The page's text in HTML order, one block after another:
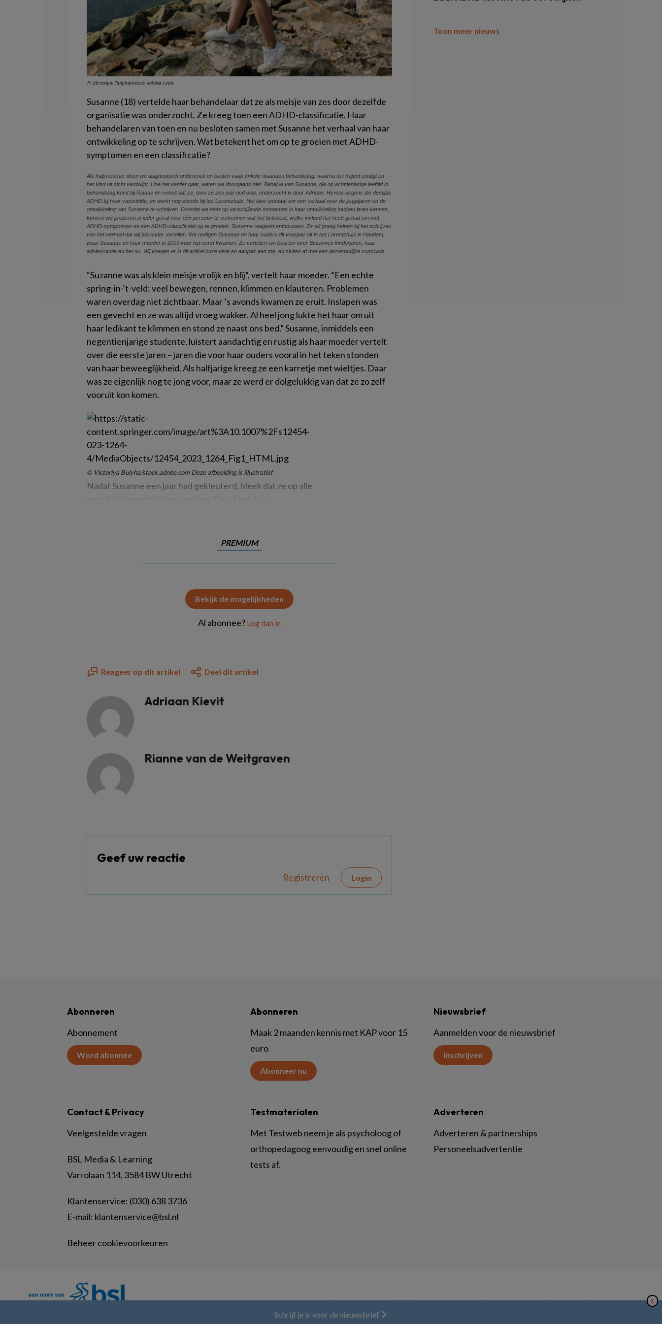
© Victoriya Bulyha/stock.adobe.com
Susanne (18) vertelde haar behandelaar dat ze als meisje van zes door dezelfde
organisatie was onderzocht. Ze kreeg toen een ADHD-classificatie. Haar
behandelaren van toen en nu besloten samen met Susanne het verhaal van haar
ontwikkeling op te schrijven. Wat betekent het om op te groeien met ADHD-
symptomen en een classificatie?
Als hulpverlener doen we diagnostisch onderzoek en bieden vaak enkele maanden behandeling, waarna het traject eindigt en
het kind uit zicht verdwijnt. Hoe het verder gaat, weten we doorgaans niet. Behalve van Susanne, die op achttienjarige leeftijd in
behandeling komt bij Rianne en vertelt dat ze, toen ze zes jaar oud was, onderzocht is door Adriaan. Hij was degene die destijds
ADHD bij haar vaststelde, en werkt nog steeds bij het Lorentzhuis. Het idee ontstaat om een verhaal over de jeugdjaren en de
ontwikkeling van Susanne te schrijven. Doordat we haar op verschillende momenten in haar ontwikkeling hebben leren kennen,
kunnen we proberen in ieder geval voor één persoon te verkennen wat het betekent, welke invloed het heeft gehad om met
ADHD-symptomen en een ADHD-classificatie op te groeien. Susanne reageert enthousiast. Ze wil graag helpen bij het schrijven
van het verhaal dat wij hieronder vertellen. We nodigen Susanne en haar ouders dit voorjaar uit in het Lorentzhuis in Haarlem,
waar Susanne en haar moeder in 2009 voor het eerst kwamen. Ze vertellen om beurten over Susannes kinderjaren, haar
adolescentie en het nu. Wij voegen er in dit artikel onze visie en aanpak aan toe, en sluiten af met een gezamenlijke conclusie.
“Suzanne was als klein meisje vrolijk en blij”, vertelt haar moeder. “Een echte
spring-in-’t-veld: veel bewegen, rennen, klimmen en klauteren. Problemen
waren overdag niet zichtbaar. Maar ’s avonds kwamen ze eruit. Inslapen was
een gevecht en ze was altijd vroeg wakker. Al heel jong lukte het haar om uit
haar ledikant te klimmen en stond ze naast ons bed.” Susanne, inmiddels een
negentienjarige studente, luistert aandachtig en rustig als haar moeder vertelt
over die eerste jaren – jaren die voor haar ouders vooral in het teken stonden
van haar beweeglijkheid. Als halfjarige kreeg ze een karretje met wieltjes. Daar
was ze eigenlijk nog te jong voor, maar ze werd er dolgelukkig van dat ze zo zelf
vooruit kon komen.
© Victoriya Bulyha/stock.adobe.com Deze afbeelding is illustratief
Nadat Susanne een jaar had gekleuterd, bleek dat ze op alle
PREMIUM
Bekijk de mogelijkheden
Al abonnee? Log dan in
Reageer op dit artikel Deel dit artikel
Adriaan Kievit
Rianne van de Weitgraven
Geef uw reactie
Registreren Login
Toon meer nieuws
Abonneren
Abonnement
Word abonnee
Abonneren
Maak 2 maanden kennis met KAP voor 15
euro
Abonneer nu
Nieuwsbrief
Aanmelden voor de nieuwsbrief
Inschrijven
Contact & Privacy
Veelgestelde vragen
BSL Media & Learning
Varrolaan 114, 3584 BW Utrecht
Klantenservice: (030) 638 3736
E-mail: klantenservice@bsl.nl
Beheer cookievoorkeuren
Testmaterialen
Met Testweb neem je als psycholoog of
orthopedagoog eenvoudig en snel online
tests af.
Adverteren
Adverteren & partnerships
Personeelsadvertentie
© BSL Media & Learning, onderdeel vanSpringer Nature|Privacy Statement|Disclaimer|Voorwaarden X
Schrijf je in voor de nieuwsbrief